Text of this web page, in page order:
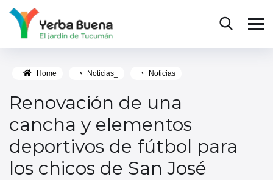
Home Noticias_ Noticias
Renovación de una
cancha y elementos
deportivos de fútbol para
los chicos de San José